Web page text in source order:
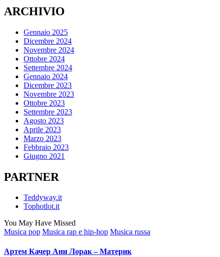
ARCHIVIO
Gennaio 2025
Dicembre 2024
Novembre 2024
Ottobre 2024
Settembre 2024
Gennaio 2024
Dicembre 2023
Novembre 2023
Ottobre 2023
Settembre 2023
Agosto 2023
Aprile 2023
Marzo 2023
Febbraio 2023
Giugno 2021
PARTNER
Teddyway.it
Tophotlot.it
You May Have Missed
Posted
Musica pop Musica rap e hip-hop Musica russa
Артем Качер Ани Лорак – Материк